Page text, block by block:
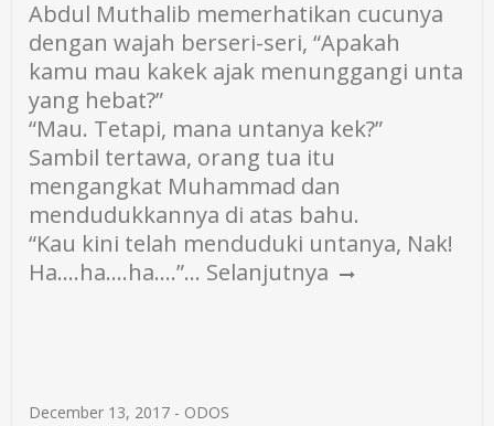
Abdul Muthalib memerhatikan cucunya
dengan wajah berseri-seri, “Apakah
kamu mau kakek ajak menunggangi unta
yang hebat?”
“Mau. Tetapi, mana untanya kek?”
Sambil tertawa, orang tua itu
mengangkat Muhammad dan
mendudukkannya di atas bahu.
“Kau kini telah menduduki untanya, Nak!
Ha….ha….ha….”… Selanjutnya
December 13, 2017 - ODOS